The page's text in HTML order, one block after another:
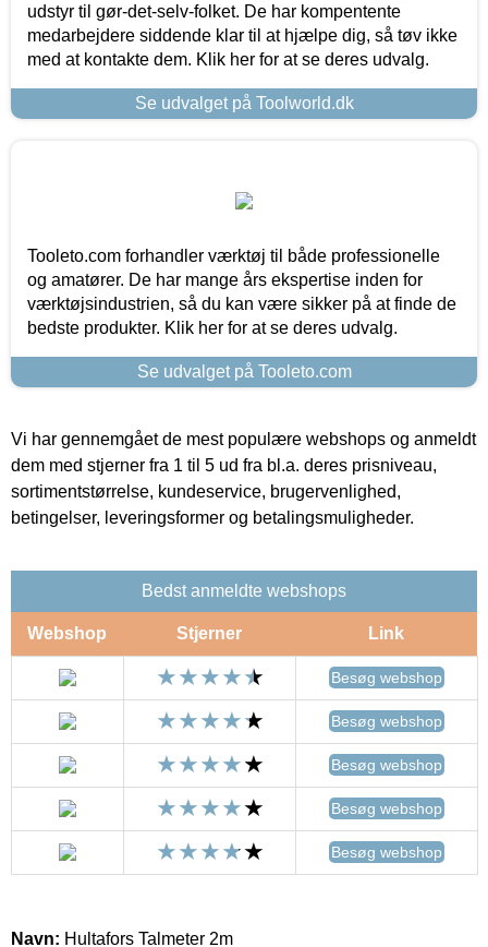
udstyr til gør-det-selv-folket. De har kompentente
medarbejdere siddende klar til at hjælpe dig, så tøv ikke
med at kontakte dem. Klik her for at se deres udvalg.
Se udvalget på Toolworld.dk
Tooleto.com forhandler værktøj til både professionelle
og amatører. De har mange års ekspertise inden for
værktøjsindustrien, så du kan være sikker på at finde de
bedste produkter. Klik her for at se deres udvalg.
Se udvalget på Tooleto.com
Vi har gennemgået de mest populære webshops og anmeldt
dem med stjerner fra 1 til 5 ud fra bl.a. deres prisniveau,
sortimentstørrelse, kundeservice, brugervenlighed,
betingelser, leveringsformer og betalingsmuligheder.
Bedst anmeldte webshops
Webshop Stjerner Link
Besøg webshop
Besøg webshop
Besøg webshop
Besøg webshop
Besøg webshop
Navn: Hultafors Talmeter 2m